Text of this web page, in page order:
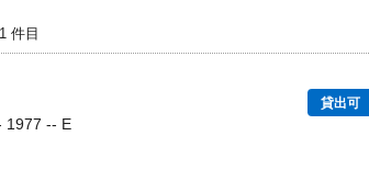
件目
貸出可
1977 -- E